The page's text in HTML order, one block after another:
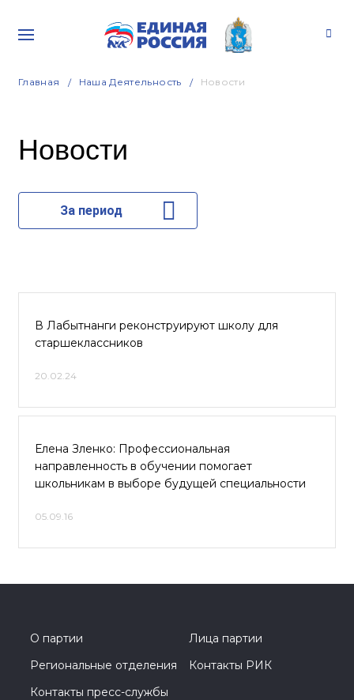
Главная Наша Деятельность Новости
Новости
За период
В Лабытнанги реконструируют школу для
старшеклассников
20.02.24
Елена Зленко: Профессиональная
направленность в обучении помогает
школьникам в выборе будущей специальности
05.09.16
О партии
Лица партии
Региональные отделения
Контакты РИК
Контакты пресс-службы